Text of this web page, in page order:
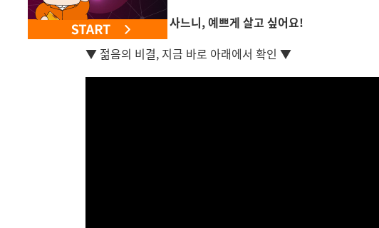
📢 자연산 광어로 사느니, 예쁘게 살고 싶어요!
▼ 젊음의 비결, 지금 바로 아래에서 확인 ▼